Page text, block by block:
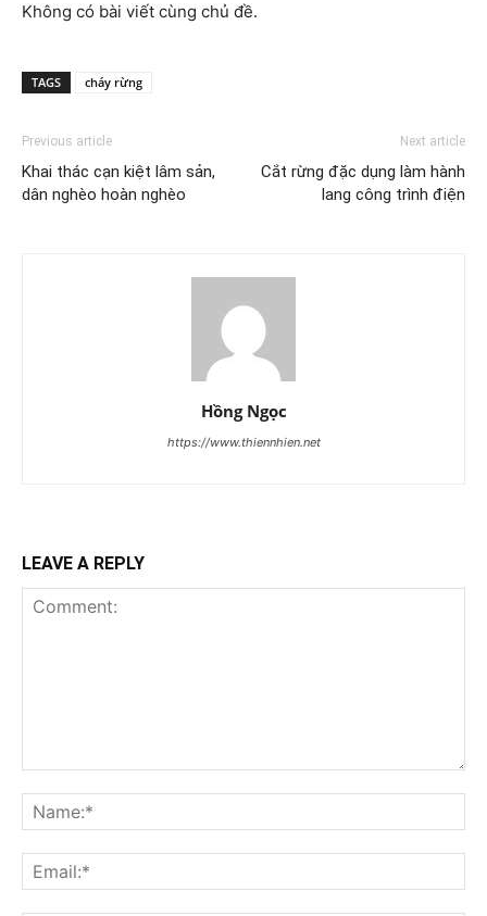
Không có bài viết cùng chủ đề.
TAGS cháy rừng
Previous article
Khai thác cạn kiệt lâm sản,
dân nghèo hoàn nghèo
Next article
Cắt rừng đặc dụng làm hành
lang công trình điện
Hồng Ngọc
https://www.thiennhien.net
LEAVE A REPLY